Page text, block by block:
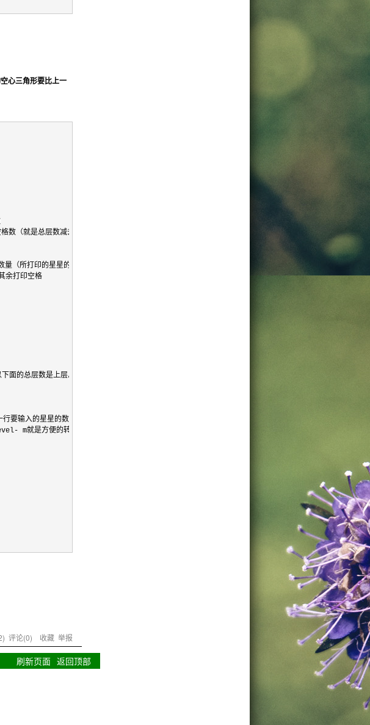
心三角形要比上一
就是总层数减去所在的层数）
所打印的星星的总数是2*N-1）
打印空格
总层数是上层总层数减去一才能构成菱形
输入的星星的数量
是方便的转换，比如说上层一共有五层，那么第六行和第四行的情况一样
) 评论(0) 收藏 举报
刷新页面 返回顶部